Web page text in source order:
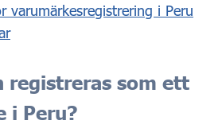
varumärkesregistrering i Peru
registreras som ett
i Peru?